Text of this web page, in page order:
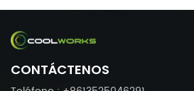
CONTÁCTENOS